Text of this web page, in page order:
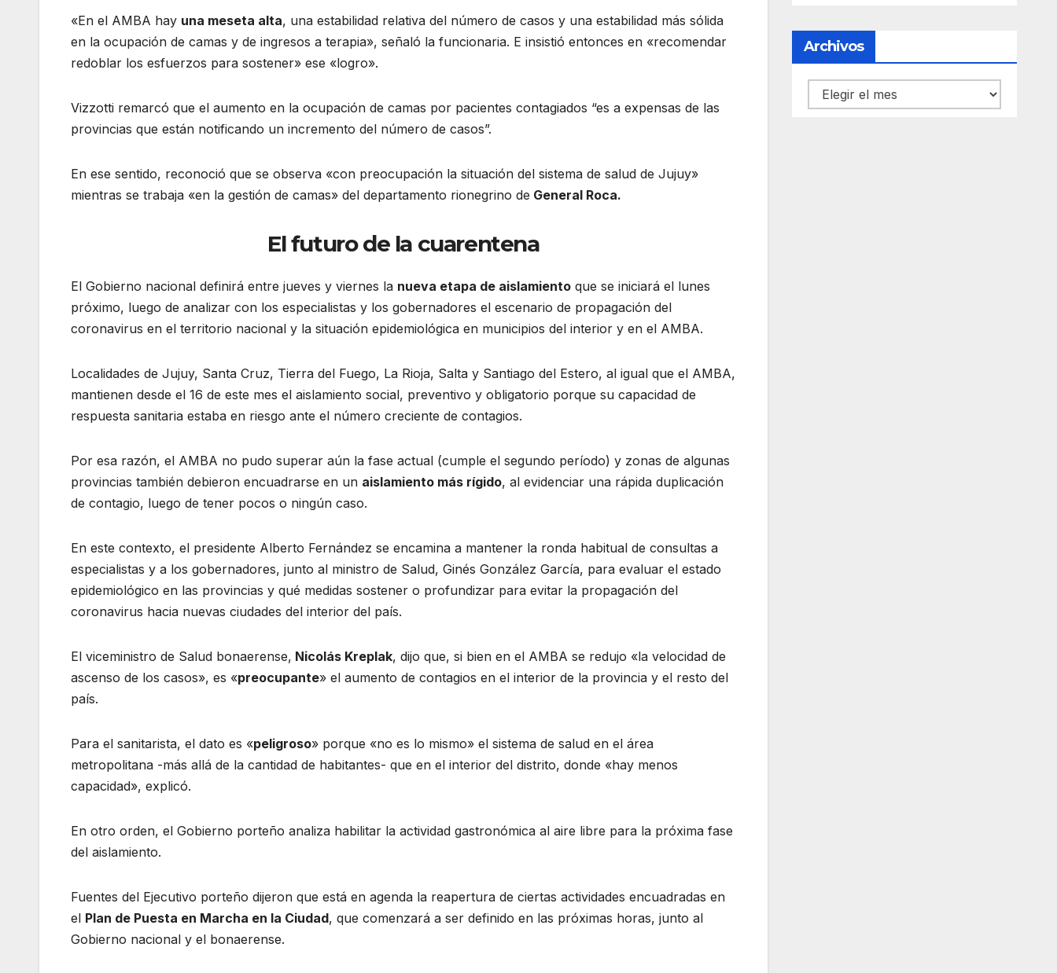
«En el AMBA hay una meseta alta, una estabilidad relativa del número de casos y una estabilidad más sólida
en la ocupación de camas y de ingresos a terapia», señaló la funcionaria. E insistió entonces en «recomendar
redoblar los esfuerzos para sostener» ese «logro».
Vizzotti remarcó que el aumento en la ocupación de camas por pacientes contagiados “es a expensas de las
provincias que están notificando un incremento del número de casos”.
En ese sentido, reconoció que se observa «con preocupación la situación del sistema de salud de Jujuy»
mientras se trabaja «en la gestión de camas» del departamento rionegrino de General Roca.
El futuro de la cuarentena
El Gobierno nacional definirá entre jueves y viernes la nueva etapa de aislamiento que se iniciará el lunes
próximo, luego de analizar con los especialistas y los gobernadores el escenario de propagación del
coronavirus en el territorio nacional y la situación epidemiológica en municipios del interior y en el AMBA.
Localidades de Jujuy, Santa Cruz, Tierra del Fuego, La Rioja, Salta y Santiago del Estero, al igual que el AMBA,
mantienen desde el 16 de este mes el aislamiento social, preventivo y obligatorio porque su capacidad de
respuesta sanitaria estaba en riesgo ante el número creciente de contagios.
Por esa razón, el AMBA no pudo superar aún la fase actual (cumple el segundo período) y zonas de algunas
provincias también debieron encuadrarse en un aislamiento más rígido, al evidenciar una rápida duplicación
de contagio, luego de tener pocos o ningún caso.
En este contexto, el presidente Alberto Fernández se encamina a mantener la ronda habitual de consultas a
especialistas y a los gobernadores, junto al ministro de Salud, Ginés González García, para evaluar el estado
epidemiológico en las provincias y qué medidas sostener o profundizar para evitar la propagación del
coronavirus hacia nuevas ciudades del interior del país.
El viceministro de Salud bonaerense, Nicolás Kreplak, dijo que, si bien en el AMBA se redujo «la velocidad de
ascenso de los casos», es «preocupante» el aumento de contagios en el interior de la provincia y el resto del
país.
Para el sanitarista, el dato es «peligroso» porque «no es lo mismo» el sistema de salud en el área
metropolitana -más allá de la cantidad de habitantes- que en el interior del distrito, donde «hay menos
capacidad», explicó.
En otro orden, el Gobierno porteño analiza habilitar la actividad gastronómica al aire libre para la próxima fase
del aislamiento.
Fuentes del Ejecutivo porteño dijeron que está en agenda la reapertura de ciertas actividades encuadradas en
el Plan de Puesta en Marcha en la Ciudad, que comenzará a ser definido en las próximas horas, junto al
Gobierno nacional y el bonaerense.
Archivos
Archivos